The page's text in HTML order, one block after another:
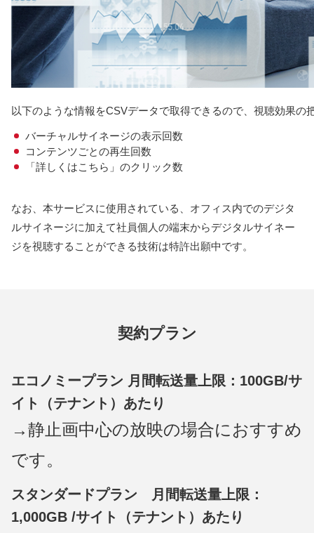
以下のような情報をCSVデータで取得できるので、視聴効果の
バーチャルサイネージの表示回数
コンテンツごとの再生回数
「詳しくはこちら」のクリック数
なお、本サービスに使用されている、オフィス内でのデジタ
ルサイネージに加えて社員個人の端末からデジタルサイネー
ジを視聴することができる技術は特許出願中です。
契約プラン
エコノミープラン 月間転送量上限：100GB/サ
イト（テナント）あたり
→静止画中心の放映の場合におすすめ
です。
スタンダードプラン 月間転送量上限：
1,000GB /サイト（テナント）あたり